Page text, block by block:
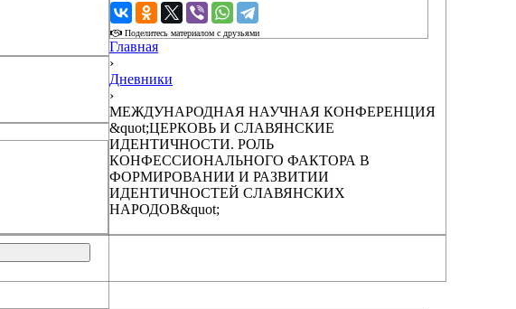
›
Поделитесь материалом с друзьями
Главная
›
Дневники
›
МЕЖДУНАРОДНАЯ НАУЧНАЯ КОНФЕРЕНЦИЯ
&quot;ЦЕРКОВЬ И СЛАВЯНСКИЕ
ИДЕНТИЧНОСТИ. РОЛЬ
КОНФЕССИОНАЛЬНОГО ФАКТОРА В
ФОРМИРОВАНИИ И РАЗВИТИИ
ИДЕНТИЧНОСТЕЙ СЛАВЯНСКИХ
НАРОДОВ&quot;